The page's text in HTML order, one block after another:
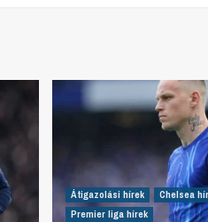
Átigazolási hírek
Chelsea
Premier liga hírek